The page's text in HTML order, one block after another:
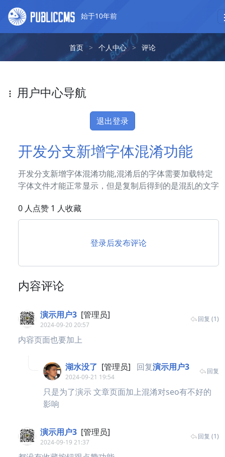
始于10年前
首页 > 个人中心 > 评论
用户中心导航
退出登录
开发分支新增字体混淆功能
开发分支新增字体混淆功能,混淆后的字体需要加载特定
字体文件才能正常显示，但是复制后得到的是混乱的文字
0 人点赞 1 人收藏
登录后发布评论
内容评论
演示用户3 [管理员]
2024-09-20 20:57
回复 (1)
内容页面也要加上
湖水没了 [管理员] 回复演示用户3
2024-09-21 19:54
回复
只是为了演示 文章页面加上混淆对seo有不好的
影响
演示用户3 [管理员]
2024-09-19 21:37
回复 (1)